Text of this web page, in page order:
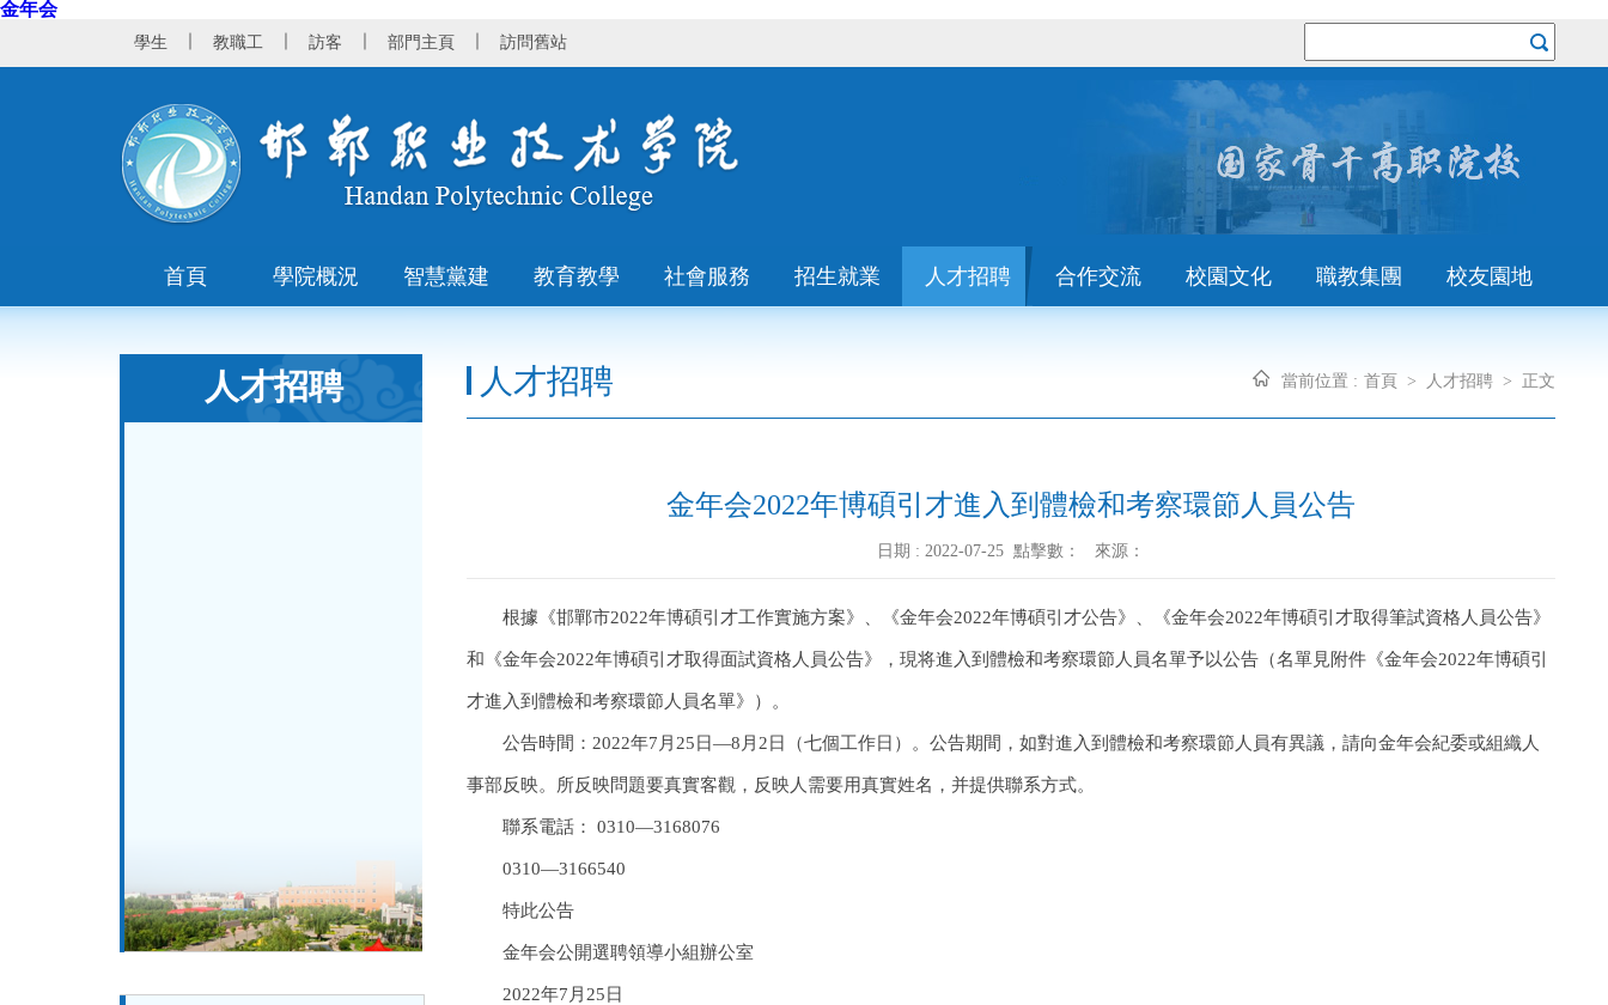
金年会
學生 教職工 訪客 部門主頁 訪問舊站
首頁 學院概況 智慧黨建 教育教學 社會服務 招生就業 人才招聘 合作交流 校園文化 職教集團 校友園地
人才招聘 人才招聘 當前位置 : 首頁 > 人才招聘 > 正文
金年会2022年博碩引才進入到體檢和考察環節人員公告
日期 : 2022-07-25 點擊數： 來源：
根據《邯鄲市2022年博碩引才工作實施方案》、《金年会2022年博碩引才公告》、《金年会2022年博碩引才取得筆試資格人員公告》
和《金年会2022年博碩引才取得面試資格人員公告》，現将進入到體檢和考察環節人員名單予以公告（名單見附件《金年会2022年博碩引
才進入到體檢和考察環節人員名單》）。
公告時間：2022年7月25日—8月2日（七個工作日）。公告期間，如對進入到體檢和考察環節人員有異議，請向金年会紀委或組織人
事部反映。所反映問題要真實客觀，反映人需要用真實姓名，并提供聯系方式。
聯系電話： 0310—3168076
0310—3166540
特此公告
金年会公開選聘領導小組辦公室
2022年7月25日